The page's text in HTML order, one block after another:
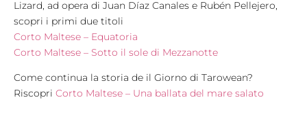
Lizard, ad opera di Juan Díaz Canales e Rubén Pellejero,
scopri i primi due titoli
Corto Maltese – Equatoria
Corto Maltese – Sotto il sole di Mezzanotte
Come continua la storia de il Giorno di Tarowean?
Riscopri Corto Maltese – Una ballata del mare salato